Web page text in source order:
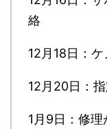
絡
12月18日：
12月20日：
1月9日：修